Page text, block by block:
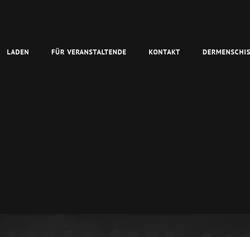
LADEN FÜR VERANSTALTENDE KONTAKT